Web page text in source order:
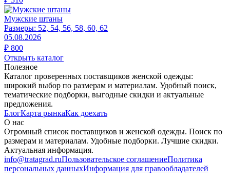
Мужские штаны
Размеры: 52, 54, 56, 58, 60, 62
05.08.2026
₽ 800
Открыть каталог
Полезное
Каталог проверенных поставщиков женской одежды:
широкий выбор по размерам и материалам. Удобный поиск,
тематические подборки, выгодные скидки и актуальные
предложения.
БлогКарта рынкаКак доехать
О нас
Огромный список поставщиков и женской одежды. Поиск по
размерам и материалам. Удобные подборки. Лучшие скидки.
Актуальная информация.
info@tratagrad.ruПользовательское соглашениеПолитика
персональных данныхИнформация для правообладателей